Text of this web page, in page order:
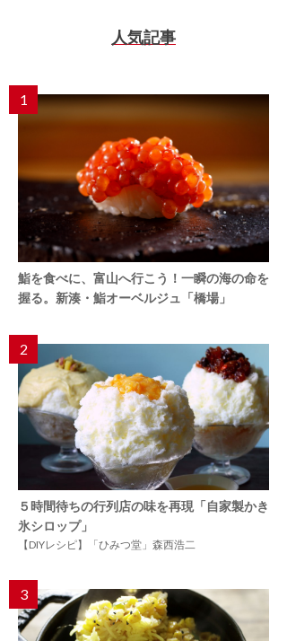
人気記事
1
鮨を食べに、富山へ行こう！一瞬の海の命を
握る。新湊・鮨オーベルジュ「橋場」
2
５時間待ちの行列店の味を再現「自家製かき
氷シロップ」
【DIYレシピ】「ひみつ堂」森西浩二
3